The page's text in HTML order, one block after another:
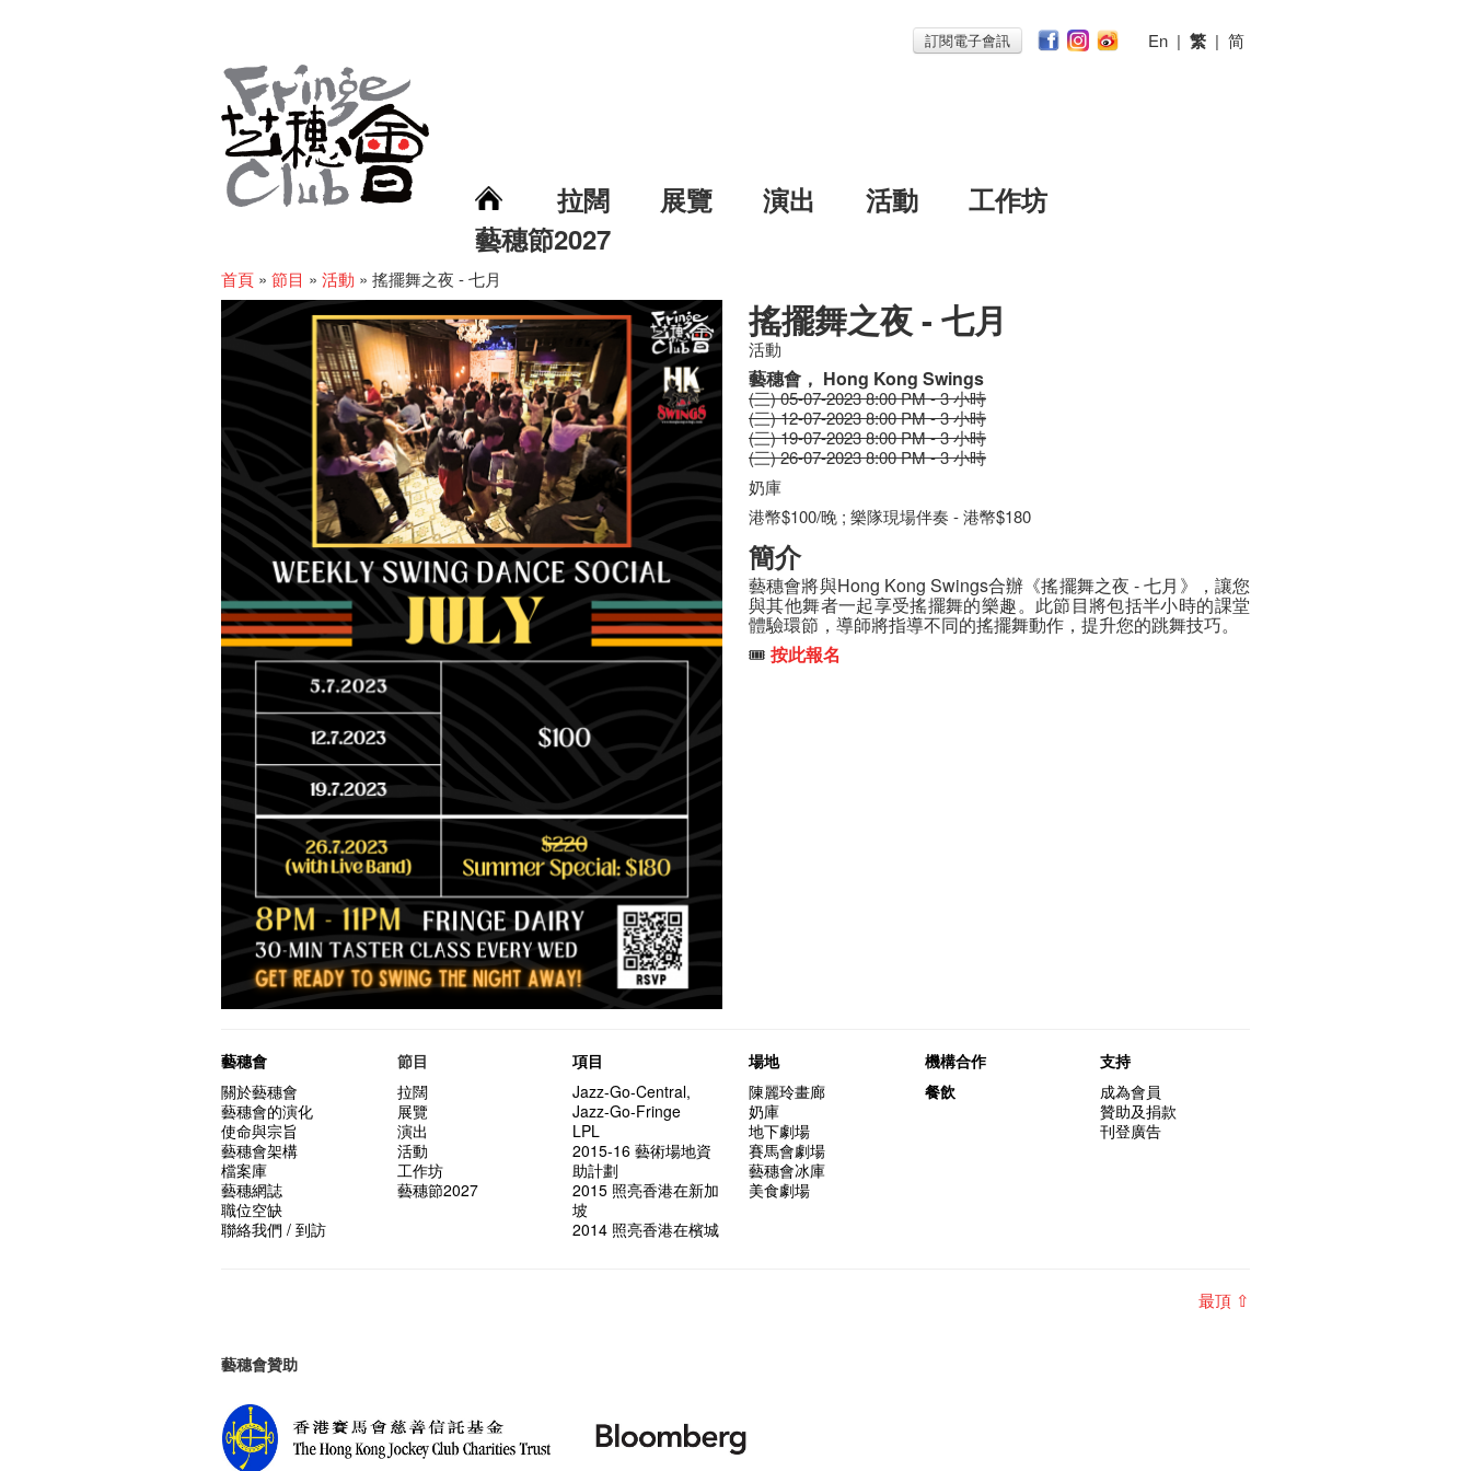
訂閱電子會訊 En | 繁 | 简
拉闊 展覽 演出 活動
工作坊
藝穗節2027
首頁 » 節目 » 活動 » 搖擺舞之夜 - 七月
搖擺舞之夜 - 七月
活動
藝穗會， Hong Kong Swings
(三) 05-07-2023 8:00 PM - 3 小時
(三) 12-07-2023 8:00 PM - 3 小時
(三) 19-07-2023 8:00 PM - 3 小時
(三) 26-07-2023 8:00 PM - 3 小時
奶庫
港幣$100/晚 ; 樂隊現場伴奏 - 港幣$180
簡介
藝穗會將與Hong Kong Swings合辦《搖擺舞之夜 - 七月》，讓您
與其他舞者一起享受搖擺舞的樂趣。此節目將包括半小時的課堂
體驗環節，導師將指導不同的搖擺舞動作，提升您的跳舞技巧。
🎟️按此報名
藝穗會
關於藝穗會
藝穗會的演化
使命與宗旨
藝穗會架構
檔案庫
藝穗網誌
職位空缺
聯絡我們 / 到訪
節目
拉闊
展覽
演出
活動
工作坊
藝穗節2027
項目
Jazz-Go-Central,
Jazz-Go-Fringe
LPL
2015-16 藝術場地資
助計劃
2015 照亮香港在新加
坡
2014 照亮香港在檳城
場地
陳麗玲畫廊
奶庫
地下劇場
賽馬會劇場
藝穗會冰庫
美食劇場
機構合作
餐飲
支持
成為會員
贊助及捐款
刊登廣告
最頂 ⇧
藝穗會贊助